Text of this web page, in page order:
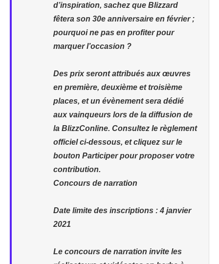
d’inspiration, sachez que Blizzard
fêtera son 30e anniversaire en février ;
pourquoi ne pas en profiter pour
marquer l’occasion ?
Des prix seront attribués aux œuvres
en première, deuxième et troisième
places, et un évènement sera dédié
aux vainqueurs lors de la diffusion de
la BlizzConline. Consultez le règlement
officiel ci-dessous, et cliquez sur le
bouton Participer pour proposer votre
contribution.
Concours de narration
Date limite des inscriptions : 4 janvier
2021
Le concours de narration invite les